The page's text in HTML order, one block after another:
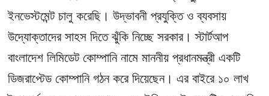
ইনভেস্টমেন্ট চালু করেছি। উদ্ভাবনী প্রযুক্তি ও ব্যবসায়
উদ্যোক্তাদের সাহস দিতে ঝুঁকি নিচ্ছে সরকার। স্টার্টআপ
বাংলাদেশ লিমিডেট কোম্পানি নামে মাননীয় প্রধানমন্ত্রী একটি
ডিজরাপ্টেড কোম্পানি গঠন করে দিয়েছেন। এর বাইরে ১০ লাখ